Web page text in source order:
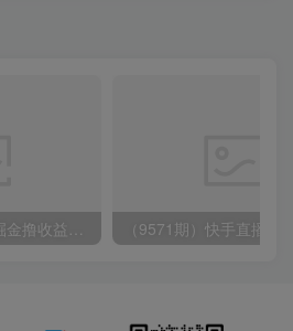
（10163期）快手掘金撸收益最新技术，高收益玩法，单日变现500+，小白必备项目